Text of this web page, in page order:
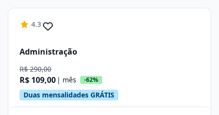
4.3
Administração
R$ 290,00
R$ 109,00 | mês -62%
Duas mensalidades GRÁTIS